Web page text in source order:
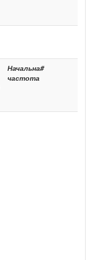
Начальна#
частота